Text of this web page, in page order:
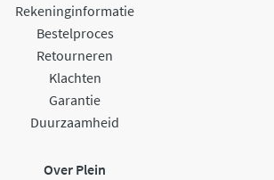
Rekeninginformatie
Bestelproces
Retourneren
Klachten
Garantie
Duurzaamheid
Over Plein